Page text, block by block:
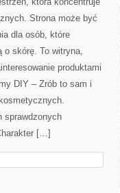
Strona może być
dla osób, które
o skórę. To witryna,
produktami
DIY – Zrób to sam i
sprawdzonych
[…]